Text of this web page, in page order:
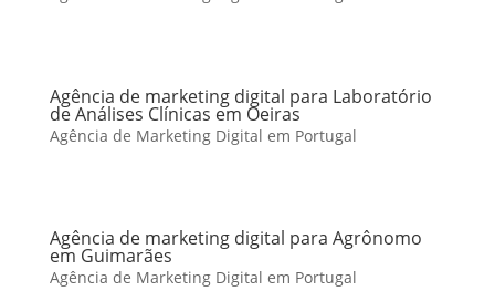
Agência de marketing digital para Laboratório
de Análises Clínicas em Oeiras
Agência de Marketing Digital em Portugal
Agência de marketing digital para Agrônomo
em Guimarães
Agência de Marketing Digital em Portugal